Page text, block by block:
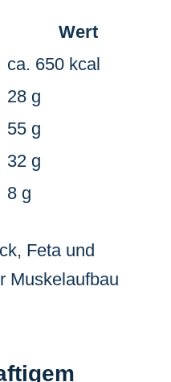
Wert
ca. 650 kcal
28 g
55 g
32 g
8 g
Feta und
Muskelaufbau